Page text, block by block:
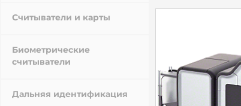
Считыватели и карты
Биометрические
считыватели
Дальняя идентификация